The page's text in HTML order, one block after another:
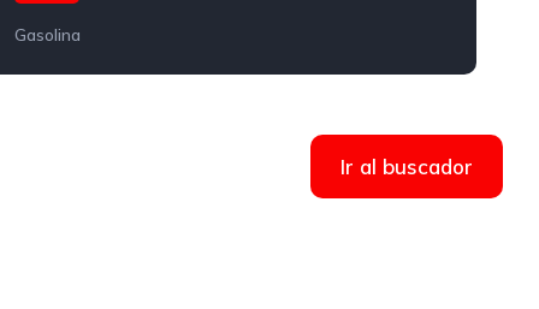
Gasolina
Ir al buscador